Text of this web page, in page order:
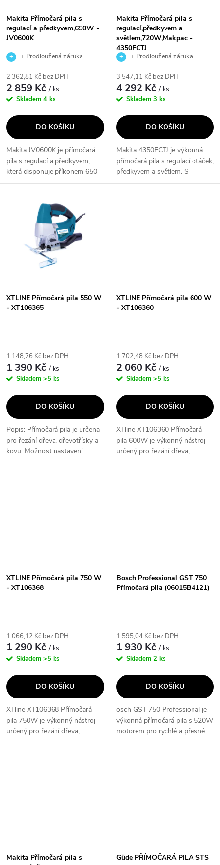
p
r
o
d
u
k
t
s
p
r
o
d
u
k
t
Makita Přímočará pila s
regulací a předkyvem,650W -
JV0600K
+ Prodloužená záruka
2 362,81 Kč bez DPH
2 859 Kč/ ks
Skladem 4 ks
DO KOŠÍKU
Makita JV0600K je přímočará
pila s regulací a předkyvem,
která disponuje příkonem 650
W a výškou zdvihu 23 mm.
stroje a tří stupňů předkyvu je...
Makita Přímočará pila s
regulací,předkyvem a
světlem,720W,Makpac -
4350FCTJ
+ Prodloužená záruka
3 547,11 Kč bez DPH
4 292 Kč/ ks
Skladem 3 ks
DO KOŠÍKU
Makita 4350FCTJ je výkonná
přímočará pila s regulací otáček,
předkyvem a světlem. S
výkonem 720W a možností
XTLINE Přímočará pila 550 W
- XT106365
1 148,76 Kč bez DPH
1 390 Kč/ ks
Skladem >5 ks
DO KOŠÍKU
Popis: Přímočará pila je určena
pro řezání dřeva, dřevotřísky a
kovu. Možnost nastavení
předkmitu a přizpůsobení
XTLINE Přímočará pila 600 W
- XT106360
1 702,48 Kč bez DPH
2 060 Kč/ ks
Skladem >5 ks
DO KOŠÍKU
XTline XT106360 Přímočará
pila 600W je výkonný nástroj
určený pro řezání dřeva,
dřevotřísky a kovu. Díky
XTLINE Přímočará pila 750 W
- XT106368
1 066,12 Kč bez DPH
1 290 Kč/ ks
Skladem >5 ks
DO KOŠÍKU
XTline XT106368 Přímočará
pila 750W je výkonný nástroj
určený pro řezání dřeva,
dřevotřísky a kovu. Díky
Bosch Professional GST 750
Přímočará pila (06015B4121)
1 595,04 Kč bez DPH
1 930 Kč/ ks
Skladem 2 ks
DO KOŠÍKU
osch GST 750 Professional je
výkonná přímočará pila s 520W
motorem pro rychlé a přesné
řezání dřeva i kovu. Čtyři
Makita Přímočará pila s
Güde PŘÍMOČARÁ PILA STS